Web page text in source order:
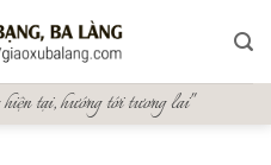
tại, hướng tới tương lai"